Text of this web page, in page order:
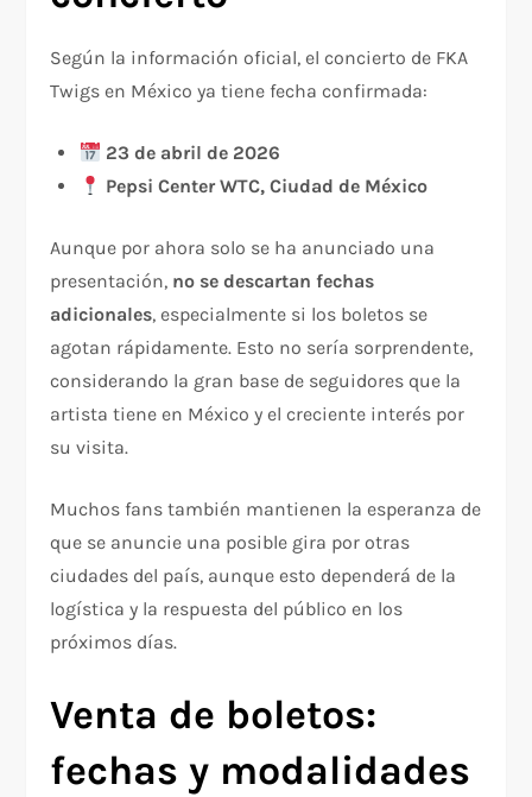
Según la información oficial, el concierto de FKA
Twigs en México ya tiene fecha confirmada:
23 de abril de 2026
Pepsi Center WTC, Ciudad de México
Aunque por ahora solo se ha anunciado una
presentación, no se descartan fechas
adicionales, especialmente si los boletos se
agotan rápidamente. Esto no sería sorprendente,
considerando la gran base de seguidores que la
artista tiene en México y el creciente interés por
su visita.
Muchos fans también mantienen la esperanza de
que se anuncie una posible gira por otras
ciudades del país, aunque esto dependerá de la
logística y la respuesta del público en los
próximos días.
Venta de boletos:
fechas y modalidades